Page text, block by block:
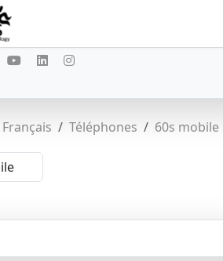
Français Téléphones 60s mobile